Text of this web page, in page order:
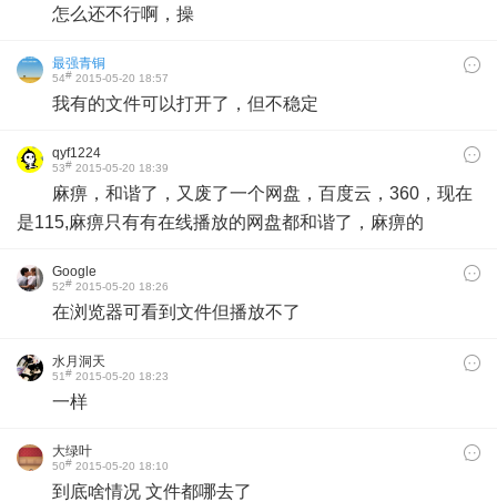
怎么还不行啊，操
最强青铜
54# 2015-05-20 18:57
我有的文件可以打开了，但不稳定
qyf1224
53# 2015-05-20 18:39
麻痹，和谐了，又废了一个网盘，百度云，360，现在
是115,麻痹只有有在线播放的网盘都和谐了，麻痹的
Google
52# 2015-05-20 18:26
在浏览器可看到文件但播放不了
水月洞天
51# 2015-05-20 18:23
一样
大绿叶
50# 2015-05-20 18:10
到底啥情况 文件都哪去了